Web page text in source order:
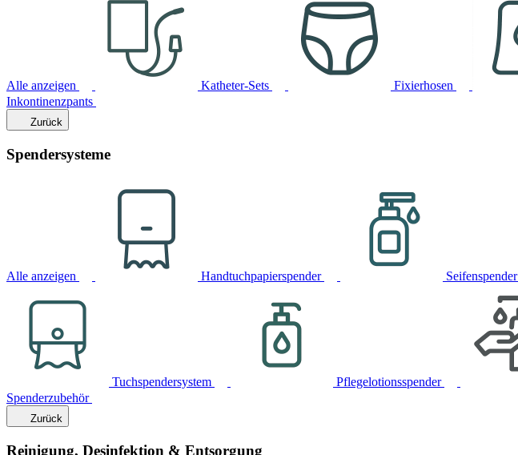
Alle anzeigen Katheter-Sets Fixierhosen
Inkontinenzpants
Zurück
Spendersysteme
Alle anzeigen Handtuchpapierspender Seifenspender
Tuchspendersystem Pflegelotionsspender
Spenderzubehör
Zurück
Reinigung, Desinfektion & Entsorgung